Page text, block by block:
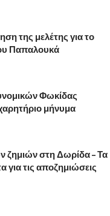
της μελέτης για το
Παπαλουκά
Φωκίδας
μήνυμα
ζημιών στη Δωρίδα – Τα
για τις αποζημιώσεις